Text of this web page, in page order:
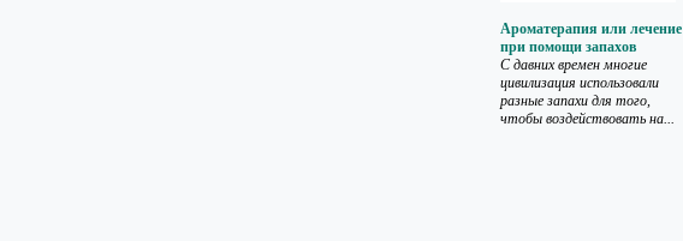
Ароматерапия или лечение
при помощи запахов
С давних времен многие
цивилизация использовали
разные запахи для того,
чтобы воздействовать на...